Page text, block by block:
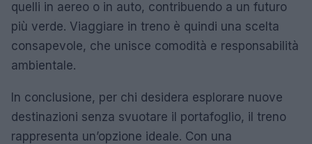
quelli in aereo o in auto, contribuendo a un futuro
più verde. Viaggiare in treno è quindi una scelta
consapevole, che unisce comodità e responsabilità
ambientale.
In conclusione, per chi desidera esplorare nuove
destinazioni senza svuotare il portafoglio, il treno
rappresenta un’opzione ideale. Con una